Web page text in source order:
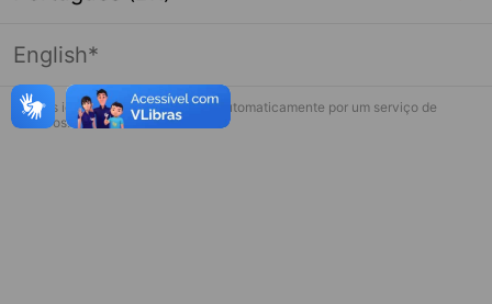
Página indisponível
Desculpe, algo deu errado. Faça login
English*
* Esses idiomas serão traduzidos automaticamente por um serviço de
terceiros.